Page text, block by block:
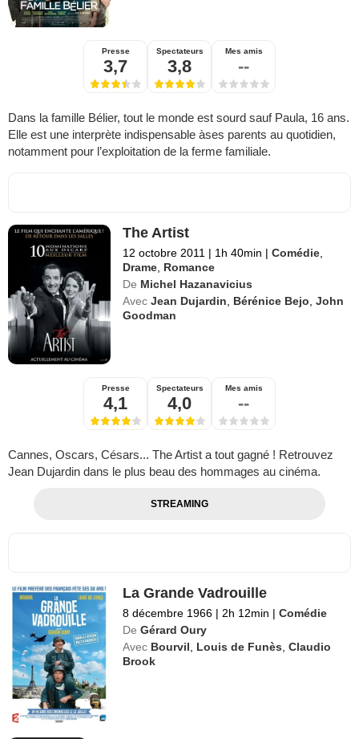
Presse
3,7
Spectateurs
3,8
Mes amis
--
Dans la famille Bélier, tout le monde est sourd sauf Paula, 16 ans.
Elle est une interprète indispensable àses parents au quotidien,
notamment pour l’exploitation de la ferme familiale.
The Artist
12 octobre 2011 | 1h 40min | Comédie
Drame Romance
De Michel Hazanavicius
Avec Jean Dujardin Bérénice Bejo ,John
Goodman
Presse
4,1
Spectateurs
4,0
Mes amis
--
Cannes, Oscars, Césars... The Artist a tout gagné ! Retrouvez
Jean Dujardin dans le plus beau des hommages au cinéma.
STREAMING
La Grande Vadrouille
8 décembre 1966 | 2h 12min | Comédie
De Gérard Oury
Avec Bourvil Louis de Funès ,Claudio
Brook